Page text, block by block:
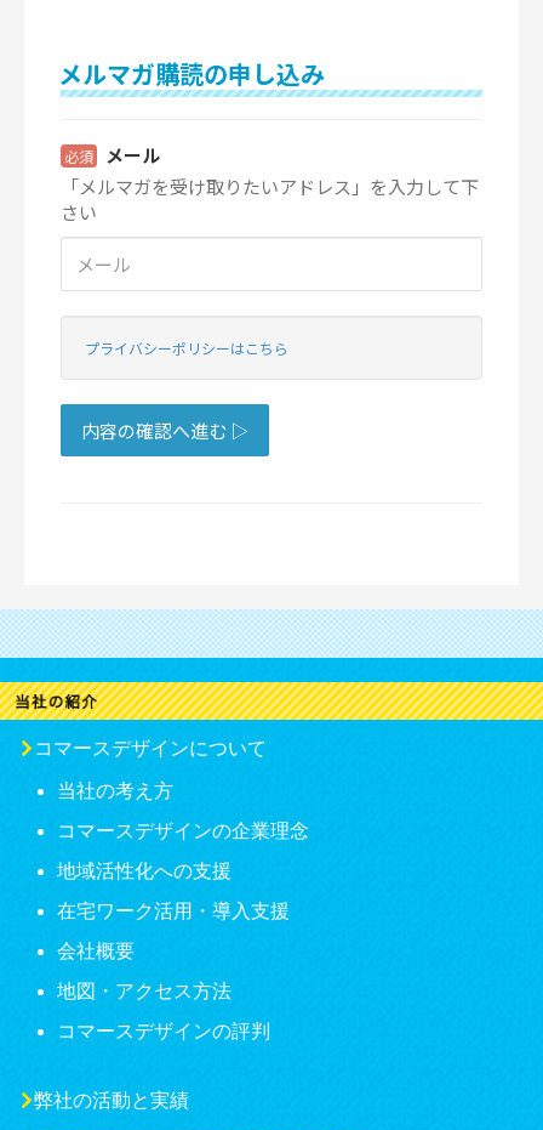
コマースデザインについて
当社の考え方
コマースデザインの企業理念
地域活性化への支援
在宅ワーク活用・導入支援
会社概要
地図・アクセス方法
コマースデザインの評判
弊社の活動と実績